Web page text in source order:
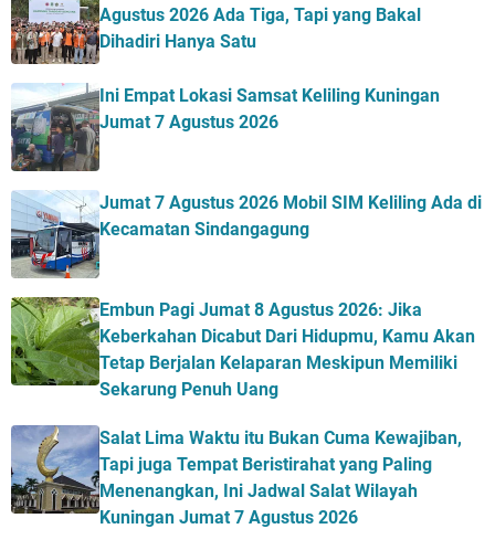
Agustus 2026 Ada Tiga, Tapi yang Bakal
Dihadiri Hanya Satu
Ini Empat Lokasi Samsat Keliling Kuningan
Jumat 7 Agustus 2026
Jumat 7 Agustus 2026 Mobil SIM Keliling Ada di
Kecamatan Sindangagung
Embun Pagi Jumat 8 Agustus 2026: Jika
Keberkahan Dicabut Dari Hidupmu, Kamu Akan
Tetap Berjalan Kelaparan Meskipun Memiliki
Sekarung Penuh Uang
Salat Lima Waktu itu Bukan Cuma Kewajiban,
Tapi juga Tempat Beristirahat yang Paling
Menenangkan, Ini Jadwal Salat Wilayah
Kuningan Jumat 7 Agustus 2026